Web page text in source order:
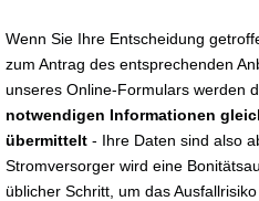
Wenn Sie Ihre Entscheidung
zum Antrag des entsprechenden
unseres Online-Formulars werden
notwendigen Informationen
übermittelt - Ihre Daten sind also
Stromversorger wird eine
üblicher Schritt, um das